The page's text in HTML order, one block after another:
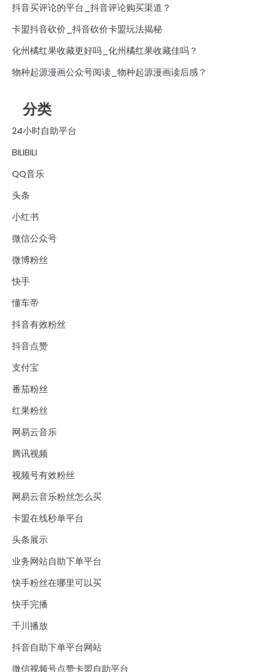
抖音买评论的平台_抖音评论购买渠道？
卡盟抖音砍价_抖音砍价卡盟玩法揭秘
化州橘红果收藏更好吗_化州橘红果收藏佳吗？
物种起源漫画公众号阅读_物种起源漫画读后感？
分类
24小时自助平台
BILIBILI
QQ音乐
头条
小红书
微信公众号
微博粉丝
快手
懂车帝
抖音有效粉丝
抖音点赞
支付宝
番茄粉丝
红果粉丝
网易云音乐
腾讯视频
视频号有效粉丝
网易云音乐粉丝怎么买
卡盟在线秒单平台
头条展示
业务网站自助下单平台
快手粉丝在哪里可以买
快手完播
千川播放
抖音自助下单平台网站
微信视频号点赞卡盟自助平台